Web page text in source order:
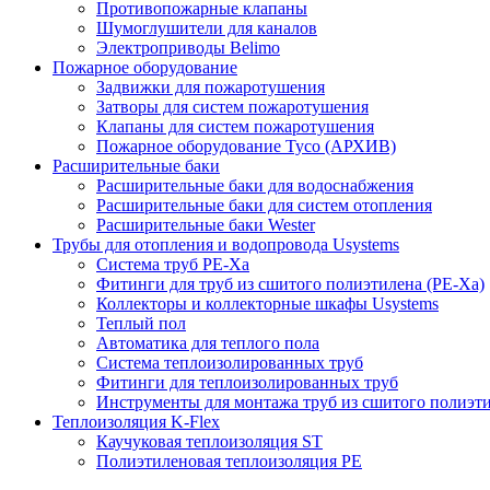
Противопожарные клапаны
Шумоглушители для каналов
Электроприводы Belimo
Пожарное оборудование
Задвижки для пожаротушения
Затворы для систем пожаротушения
Клапаны для систем пожаротушения
Пожарное оборудование Tyco (АРХИВ)
Расширительные баки
Расширительные баки для водоснабжения
Расширительные баки для систем отопления
Расширительные баки Wester
Трубы для отопления и водопровода Usystems
Система труб PE-Xa
Фитинги для труб из сшитого полиэтилена (PE-Xa)
Коллекторы и коллекторные шкафы Usystems
Теплый пол
Автоматика для теплого пола
Система теплоизолированных труб
Фитинги для теплоизолированных труб
Инструменты для монтажа труб из сшитого
Теплоизоляция K-Flex
Каучуковая теплоизоляция ST
Полиэтиленовая теплоизоляция PE